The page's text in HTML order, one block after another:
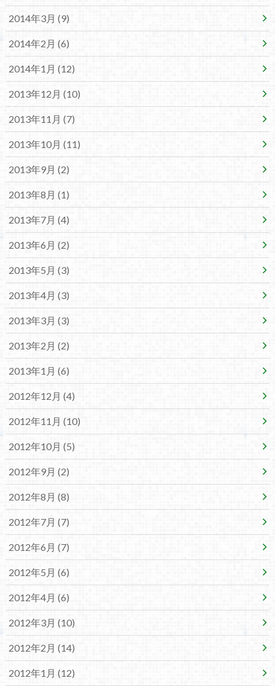
2014年3月 (9)
2014年2月 (6)
2014年1月 (12)
2013年12月 (10)
2013年11月 (7)
2013年10月 (11)
2013年9月 (2)
2013年8月 (1)
2013年7月 (4)
2013年6月 (2)
2013年5月 (3)
2013年4月 (3)
2013年3月 (3)
2013年2月 (2)
2013年1月 (6)
2012年12月 (4)
2012年11月 (10)
2012年10月 (5)
2012年9月 (2)
2012年8月 (8)
2012年7月 (7)
2012年6月 (7)
2012年5月 (6)
2012年4月 (6)
2012年3月 (10)
2012年2月 (14)
2012年1月 (12)